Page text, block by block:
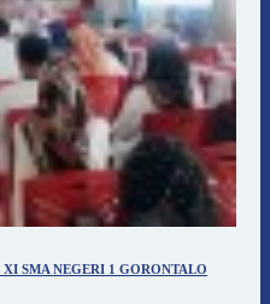
SMA NEGERI 1 GORONTALO